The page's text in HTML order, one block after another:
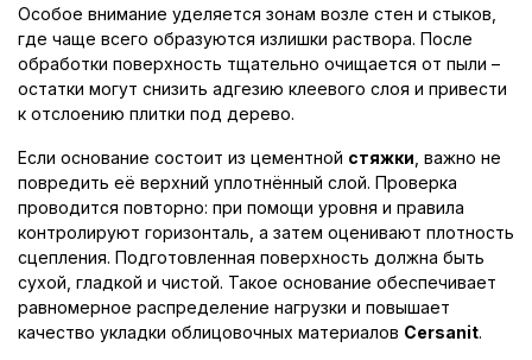
Особое внимание уделяется зонам возле стен и стыков,
где чаще всего образуются излишки раствора. После
обработки поверхность тщательно очищается от пыли –
остатки могут снизить адгезию клеевого слоя и привести
к отслоению плитки под дерево.
Если основание состоит из цементной стяжки , важно не
повредить её верхний уплотнённый слой. Проверка
проводится повторно: при помощи уровня и правила
контролируют горизонталь, а затем оценивают плотность
сцепления. Подготовленная поверхность должна быть
сухой, гладкой и чистой. Такое основание обеспечивает
равномерное распределение нагрузки и повышает
качество укладки облицовочных материалов Cersanit.